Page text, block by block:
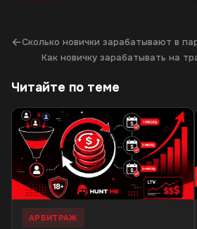
←Сколько новички зарабатывают в
Как новичку зарабатывать на
Читайте по теме
АРБИТРАЖ